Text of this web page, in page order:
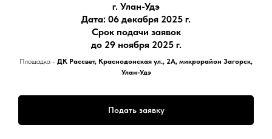
г. Улан-Удэ
Дата: 06 декабря 2025 г.
Срок подачи заявок
до 29 ноября 2025 г.
Площадка - ДК Рассвет, Краснодонская ул., 2А, микрорайон Загорск,
Улан-Удэ
Подать заявку